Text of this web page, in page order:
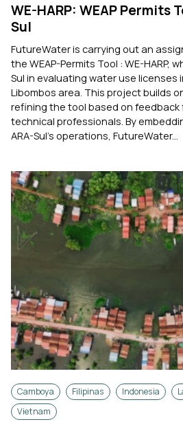
WE-HARP: WEAP Permits
Sul
FutureWater is carrying out an
the WEAP-Permits Tool : WE-HARP,
Sul in evaluating water use licenses
Libombos area. This project builds
refining the tool based on feedback
technical professionals. By
ARA-Sul’s operations, FutureWater...
Camboya Filipinas Indonesia
Vietnam